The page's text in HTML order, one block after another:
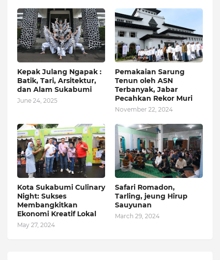
Kepak Julang Ngapak :
Batik, Tari, Arsitektur,
dan Alam Sukabumi
June 24, 2025
Pemakaian Sarung
Tenun oleh ASN
Terbanyak, Jabar
Pecahkan Rekor Muri
November 22, 2024
Kota Sukabumi Culinary
Night: Sukses
Membangkitkan
Ekonomi Kreatif Lokal
May 27, 2024
Safari Romadon,
Tarling, jeung Hirup
Sauyunan
March 29, 2024